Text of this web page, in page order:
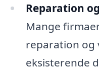
Reparation
Mange
reparation og
eksisterende